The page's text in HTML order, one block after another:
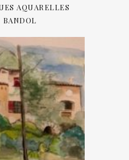
AQUARELLES
BANDOL